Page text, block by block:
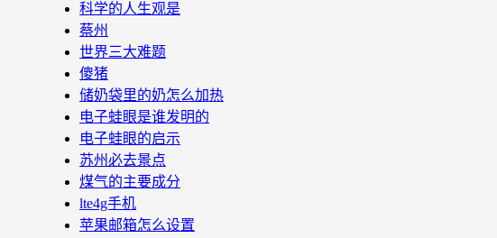
科学的人生观是
蔡州
世界三大难题
傻猪
储奶袋里的奶怎么加热
电子蛙眼是谁发明的
电子蛙眼的启示
苏州必去景点
煤气的主要成分
lte4g手机
苹果邮箱怎么设置